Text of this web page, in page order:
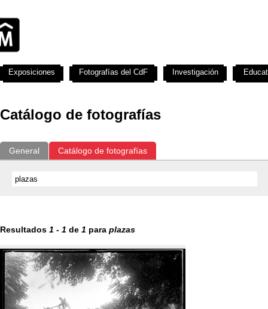
Catálogo de fotografías
General Catálogo de fotografías
Resultados 1 - 1 de 1 para plazas
Exposiciones Fotografías del CdF Investigación